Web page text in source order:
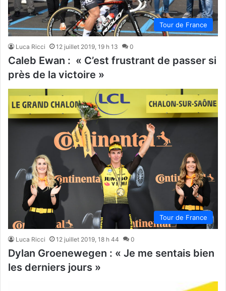
Tour de France
Luca Ricci 12 juillet 2019, 19 h 13 0
Caleb Ewan : « C’est frustrant de passer si
près de la victoire »
Tour de France
Luca Ricci 12 juillet 2019, 18 h 44 0
Dylan Groenewegen : « Je me sentais bien
les derniers jours »